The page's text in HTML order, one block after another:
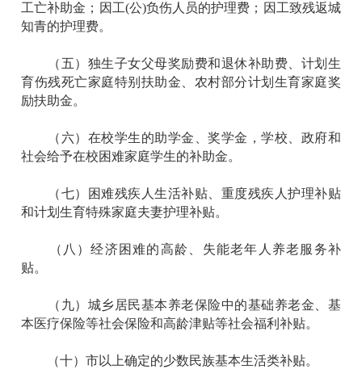
工亡补助金；因工(公)负伤人员的护理费；因工致残返城
知青的护理费。
（五）独生子女父母奖励费和退休补助费、计划生
育伤残死亡家庭特别扶助金、农村部分计划生育家庭奖
励扶助金。
（六）在校学生的助学金、奖学金，学校、政府和
社会给予在校困难家庭学生的补助金。
（七）困难残疾人生活补贴、重度残疾人护理补贴
和计划生育特殊家庭夫妻护理补贴。
（八）经济困难的高龄、失能老年人养老服务补
贴。
（九）城乡居民基本养老保险中的基础养老金、基
本医疗保险等社会保险和高龄津贴等社会福利补贴。
（十）市以上确定的少数民族基本生活类补贴。